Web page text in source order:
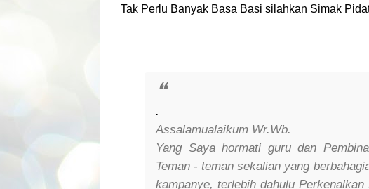
Tak Perlu Banyak Basa Basi silahkan Simak
.
Assalamualaikum Wr.Wb.
Yang Saya hormati guru dan
Teman - teman sekalian yang
kampanye, terlebih dahulu